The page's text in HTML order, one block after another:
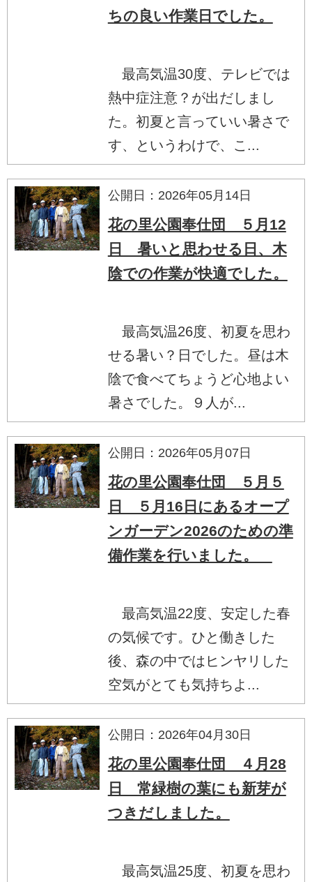
ちの良い作業日でした。
最高気温30度、テレビでは
熱中症注意？が出だしまし
た。初夏と言っていい暑さで
す、というわけで、こ...
公開日：2026年05月14日
花の里公園奉仕団 ５月12
日 暑いと思わせる日、木
陰での作業が快適でした。
最高気温26度、初夏を思わ
せる暑い？日でした。昼は木
陰で食べてちょうど心地よい
暑さでした。９人が...
公開日：2026年05月07日
花の里公園奉仕団 ５月５
日 ５月16日にあるオープ
ンガーデン2026のための準
備作業を行いました。
最高気温22度、安定した春
の気候です。ひと働きした
後、森の中ではヒンヤリした
空気がとても気持ちよ...
公開日：2026年04月30日
花の里公園奉仕団 ４月28
日 常緑樹の葉にも新芽が
つきだしました。
最高気温25度、初夏を思わ